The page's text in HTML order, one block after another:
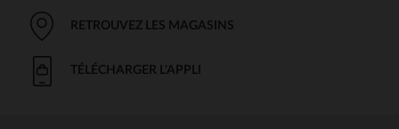
RETROUVEZ LES MAGASINS
TÉLÉCHARGER L'APPLI